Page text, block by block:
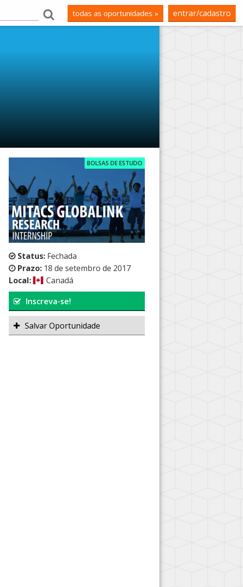
todas as oportunidades » entrar/cadastro
BOLSAS DE ESTUDO
Status:Fechada
Prazo: 18 de setembro de 2017
Local:
Canadá
Inscreva-se!
Salvar Oportunidade